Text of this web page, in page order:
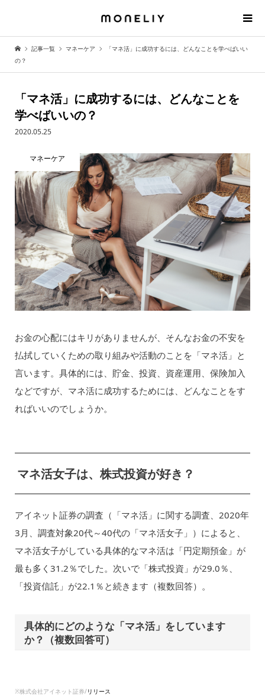
記事一覧 マネーケア
「マネ活」に成功するには、どんなことを学べばいい
の？
「マネ活」に成功するには、どんなことを
学べばいいの？
2020.05.25
マネーケア
お金の心配にはキリがありませんが、そんなお金の不安を
払拭していくための取り組みや活動のことを「マネ活」と
言います。具体的には、貯金、投資、資産運用、保険加入
などですが、マネ活に成功するためには、どんなことをす
ればいいのでしょうか。
マネ活女子は、株式投資が好き？
アイネット証券の調査（「マネ活」に関する調査、2020年
3月、調査対象20代～40代の「マネ活女子」）によると、
マネ活女子がしている具体的なマネ活は「円定期預金」が
最も多く31.2％でした。次いで「株式投資」が29.0％、
「投資信託」が22.1％と続きます（複数回答）。
具体的にどのような「マネ活」をしています
か？（複数回答可）
※株式会社アイネット証券/リリース